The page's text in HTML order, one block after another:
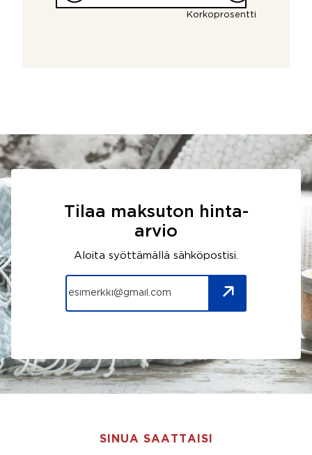
Korkoprosentti
Tilaa maksuton hinta-
arvio
Aloita syöttämällä sähköpostisi.
SINUA SAATTAISI